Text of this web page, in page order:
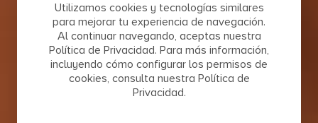
Utilizamos cookies y tecnologías similares
para mejorar tu experiencia de navegación.
Al continuar navegando, aceptas nuestra
Política de Privacidad. Para más información,
incluyendo cómo configurar los permisos de
cookies, consulta nuestra Política de
Privacidad.